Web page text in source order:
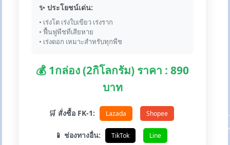
✨ ประโยชน์เด่น:
• เร่งโต เร่งใบเขียว เร่งราก
• ฟื้นฟูพืชที่เสียหาย
• เร่งดอก เหมาะสำหรับทุกพืช
💰 1กล่อง (2กิโลกรัม) ราคา : 890
บาท
🛒 สั่งซื้อ FK-1: Lazada Shopee
📱 ช่องทางอื่น: TikTok Line